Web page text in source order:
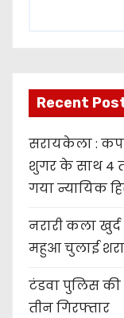
Recent
सरायकेला :
शुगर के साथ 4
गया न्यायिक
नरारी कला
महुआ चुलाई
टंडवा पुलिस की
तीन गिरफ्तार